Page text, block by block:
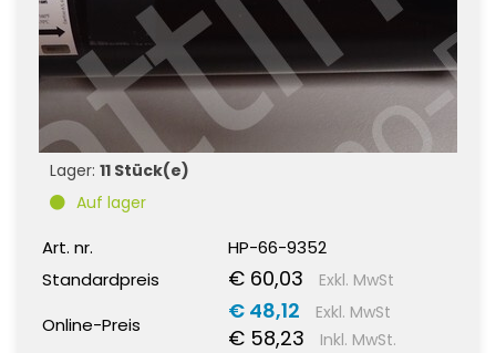
Lager: 11 Stück(e)
Auf lager
Art. nr.
HP-66-9352
Standardpreis
€ 60,03 Exkl. MwSt
Online-Preis
€ 48,12 Exkl. MwSt
€ 58,23 Inkl. MwSt.